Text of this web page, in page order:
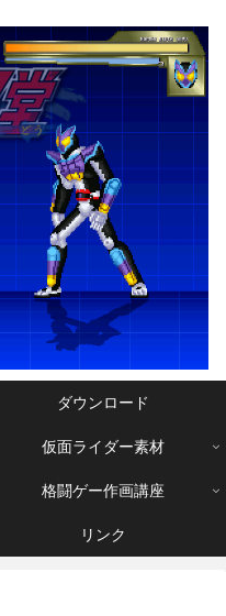
ダウンロード
仮面ライダー素材
格闘ゲー作画講座
リンク